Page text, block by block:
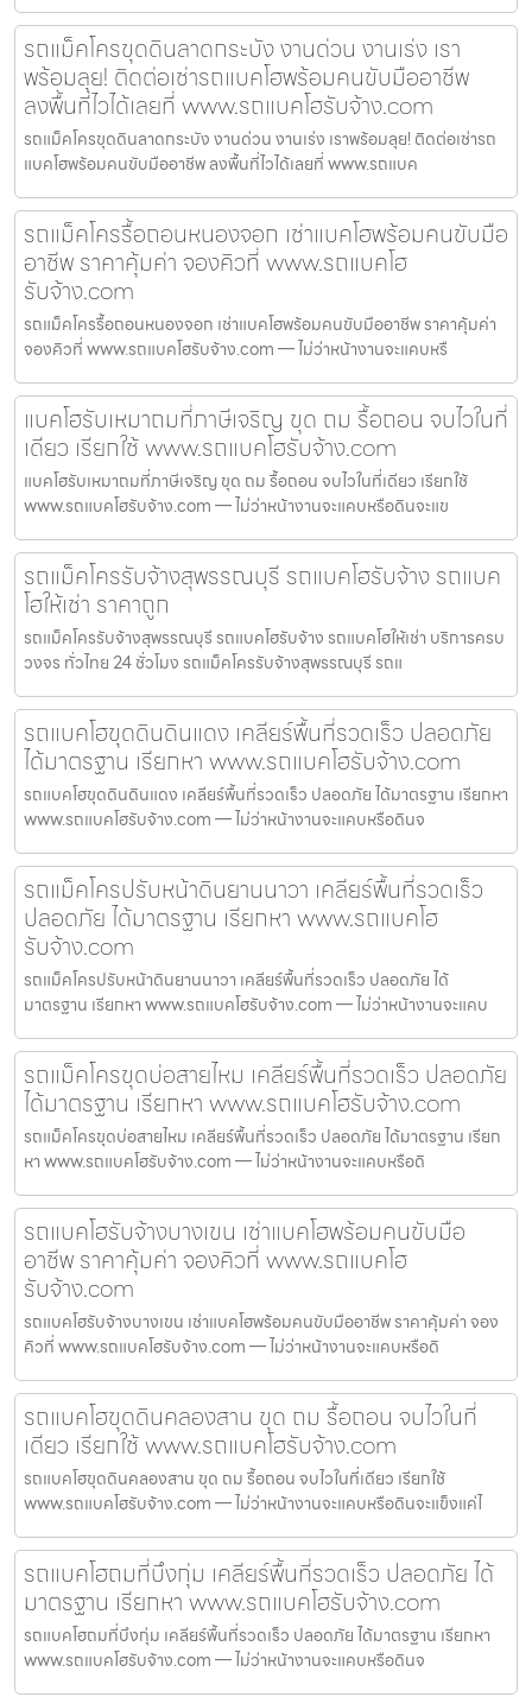
รถแม็คโครขุดดินลาดกระบัง งานด่วน งานเร่ง เรา
พร้อมลุย! ติดต่อเช่ารถแบคโฮพร้อมคนขับมืออาชีพ
ลงพื้นที่ไวได้เลยที่ www.รถแบคโฮรับจ้าง.com
รถแม็คโครขุดดินลาดกระบัง งานด่วน งานเร่ง เราพร้อมลุย! ติดต่อเช่ารถ
แบคโฮพร้อมคนขับมืออาชีพ ลงพื้นที่ไวได้เลยที่ www.รถแบค
รถแม็คโครรื้อถอนหนองจอก เช่าแบคโฮพร้อมคนขับมือ
อาชีพ ราคาคุ้มค่า จองคิวที่ www.รถแบคโฮ
รับจ้าง.com
รถแม็คโครรื้อถอนหนองจอก เช่าแบคโฮพร้อมคนขับมืออาชีพ ราคาคุ้มค่า
จองคิวที่ www.รถแบคโฮรับจ้าง.com — ไม่ว่าหน้างานจะแคบหรื
แบคโฮรับเหมาถมที่ภาษีเจริญ ขุด ถม รื้อถอน จบไวในที่
เดียว เรียกใช้ www.รถแบคโฮรับจ้าง.com
แบคโฮรับเหมาถมที่ภาษีเจริญ ขุด ถม รื้อถอน จบไวในที่เดียว เรียกใช้
www.รถแบคโฮรับจ้าง.com — ไม่ว่าหน้างานจะแคบหรือดินจะแข
รถแม็คโครรับจ้างสุพรรณบุรี รถแบคโฮรับจ้าง รถแบค
โฮให้เช่า ราคาถูก
รถแม็คโครรับจ้างสุพรรณบุรี รถแบคโฮรับจ้าง รถแบคโฮให้เช่า บริการครบ
วงจร ทั่วไทย 24 ชั่วโมง รถแม็คโครรับจ้างสุพรรณบุรี รถแ
รถแบคโฮขุดดินดินแดง เคลียร์พื้นที่รวดเร็ว ปลอดภัย
ได้มาตรฐาน เรียกหา www.รถแบคโฮรับจ้าง.com
รถแบคโฮขุดดินดินแดง เคลียร์พื้นที่รวดเร็ว ปลอดภัย ได้มาตรฐาน เรียกหา
www.รถแบคโฮรับจ้าง.com — ไม่ว่าหน้างานจะแคบหรือดินจ
รถแม็คโครปรับหน้าดินยานนาวา เคลียร์พื้นที่รวดเร็ว
ปลอดภัย ได้มาตรฐาน เรียกหา www.รถแบคโฮ
รับจ้าง.com
รถแม็คโครปรับหน้าดินยานนาวา เคลียร์พื้นที่รวดเร็ว ปลอดภัย ได้
มาตรฐาน เรียกหา www.รถแบคโฮรับจ้าง.com — ไม่ว่าหน้างานจะแคบ
รถแม็คโครขุดบ่อสายไหม เคลียร์พื้นที่รวดเร็ว ปลอดภัย
ได้มาตรฐาน เรียกหา www.รถแบคโฮรับจ้าง.com
รถแม็คโครขุดบ่อสายไหม เคลียร์พื้นที่รวดเร็ว ปลอดภัย ได้มาตรฐาน เรียก
หา www.รถแบคโฮรับจ้าง.com — ไม่ว่าหน้างานจะแคบหรือดิ
รถแบคโฮรับจ้างบางเขน เช่าแบคโฮพร้อมคนขับมือ
อาชีพ ราคาคุ้มค่า จองคิวที่ www.รถแบคโฮ
รับจ้าง.com
รถแบคโฮรับจ้างบางเขน เช่าแบคโฮพร้อมคนขับมืออาชีพ ราคาคุ้มค่า จอง
คิวที่ www.รถแบคโฮรับจ้าง.com — ไม่ว่าหน้างานจะแคบหรือดิ
รถแบคโฮขุดดินคลองสาน ขุด ถม รื้อถอน จบไวในที่
เดียว เรียกใช้ www.รถแบคโฮรับจ้าง.com
รถแบคโฮขุดดินคลองสาน ขุด ถม รื้อถอน จบไวในที่เดียว เรียกใช้
www.รถแบคโฮรับจ้าง.com — ไม่ว่าหน้างานจะแคบหรือดินจะแข็งแค่ไ
รถแบคโฮถมที่บึงกุ่ม เคลียร์พื้นที่รวดเร็ว ปลอดภัย ได้
มาตรฐาน เรียกหา www.รถแบคโฮรับจ้าง.com
รถแบคโฮถมที่บึงกุ่ม เคลียร์พื้นที่รวดเร็ว ปลอดภัย ได้มาตรฐาน เรียกหา
www.รถแบคโฮรับจ้าง.com — ไม่ว่าหน้างานจะแคบหรือดินจ